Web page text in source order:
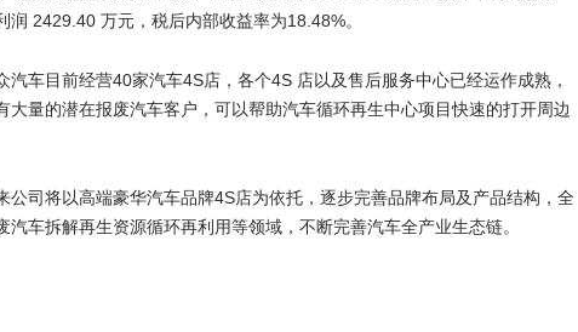
润 2429.40 万元，税后内部收益率为18.48%。
汽车目前经营40家汽车4S店，各个4S 店以及售后服务中心已经运作成熟，
大量的潜在报废汽车客户，可以帮助汽车循环再生中心项目快速的打开周边
公司将以高端豪华汽车品牌4S店为依托，逐步完善品牌布局及产品结构，全
汽车拆解再生资源循环再利用等领域，不断完善汽车全产业生态链。